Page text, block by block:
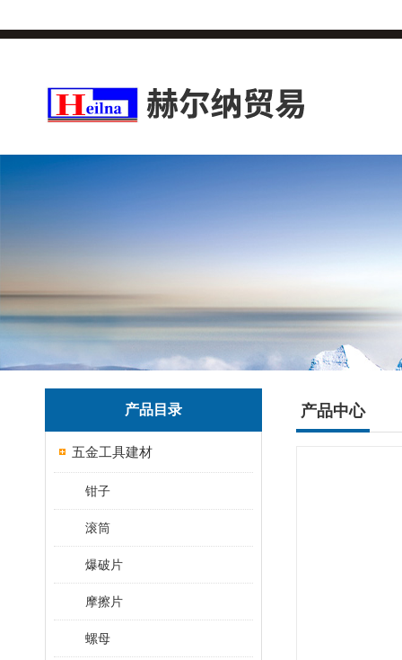
产品目录
五金工具建材
钳子
滚筒
爆破片
摩擦片
螺母
产品中心